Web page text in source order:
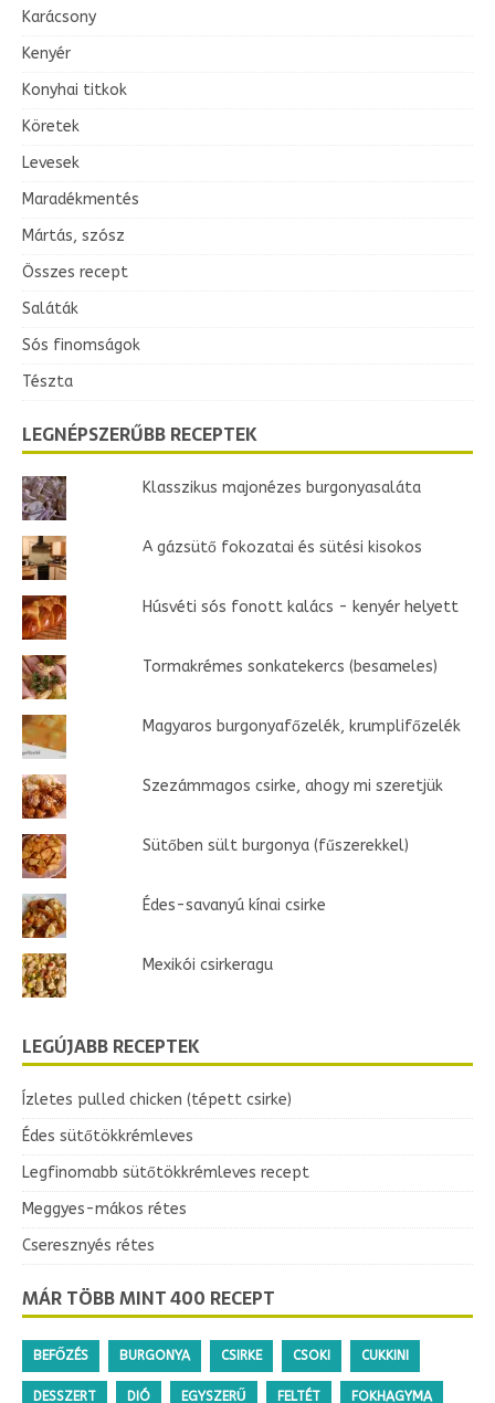
Karácsony
Kenyér
Konyhai titkok
Köretek
Levesek
Maradékmentés
Mártás, szósz
Összes recept
Saláták
Sós finomságok
Tészta
LEGNÉPSZERŰBB RECEPTEK
Klasszikus majonézes burgonyasaláta
A gázsütő fokozatai és sütési kisokos
Húsvéti sós fonott kalács - kenyér helyett
Tormakrémes sonkatekercs (besameles)
Magyaros burgonyafőzelék, krumplifőzelék
Szezámmagos csirke, ahogy mi szeretjük
Sütőben sült burgonya (fűszerekkel)
Édes-savanyú kínai csirke
Mexikói csirkeragu
LEGÚJABB RECEPTEK
Ízletes pulled chicken (tépett csirke)
Édes sütőtökkrémleves
Legfinomabb sütőtökkrémleves recept
Meggyes-mákos rétes
Cseresznyés rétes
MÁR TÖBB MINT 400 RECEPT
BEFŐZÉS BURGONYA CSIRKE CSOKI CUKKINI
DESSZERT DIÓ EGYSZERŰ FELTÉT FOKHAGYMA